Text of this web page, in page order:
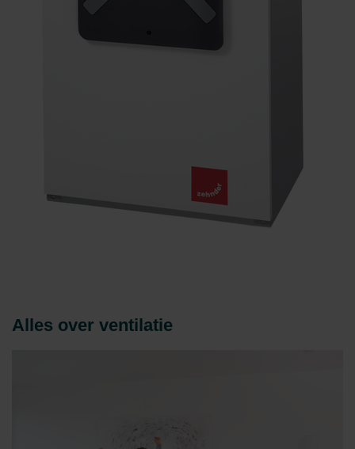
Alles over ventilatie